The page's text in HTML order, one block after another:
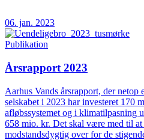
06. jan. 2023
Publikation
Årsrapport 2023
Aarhus Vands årsrapport, der
selskabet i 2023 har investeret 170
afløbssystemet og i klimatilpasning
658 mio. kr. Det skal være med til
modstandsdygtig over for de